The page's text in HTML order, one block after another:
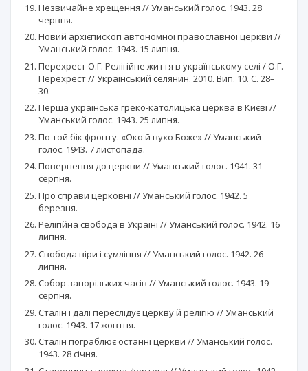
Незвичайне хрещення // Уманський голос. 1943. 28
червня.
Новий архієпископ автономної православної церкви //
Уманський голос. 1943. 15 липня.
Перехрест О.Г. Релігійне життя в українському селі / О.Г.
Перехрест // Український селянин. 2010. Вип. 10. С. 28–
30.
Перша українська греко-католицька церква в Києві //
Уманський голос. 1943. 25 липня.
По той бік фронту. «Око й вухо Боже» // Уманський
голос. 1943. 7 листопада.
Повернення до церкви // Уманський голос. 1941. 31
серпня.
Про справи церковні // Уманський голос. 1942. 5
березня.
Релігійна свобода в Україні // Уманський голос. 1942. 16
липня.
Свобода віри і сумління // Уманський голос. 1942. 26
липня.
Собор запорізьких часів // Уманський голос. 1943. 19
серпня.
Сталін і далі переслідує церкву й релігію // Уманський
голос. 1943. 17 жовтня.
Сталін пограблює останні церкви // Уманський голос.
1943. 28 січня.